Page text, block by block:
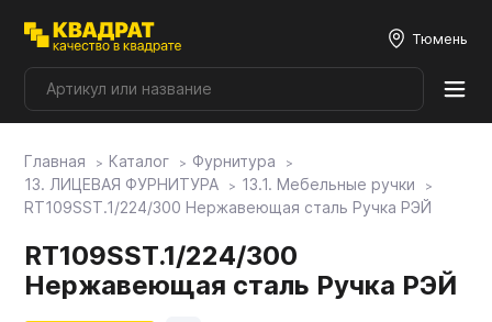
Тюмень
Плитные материалы
Главная Каталог
Фурнитура
13. ЛИЦЕВАЯ ФУРНИТУРА
13.1. Мебельные ручки
RT109SST.1/224/300 Нержавеющая сталь Ручка РЭЙ
RT109SST.1/224/300
Нержавеющая сталь Ручка РЭЙ